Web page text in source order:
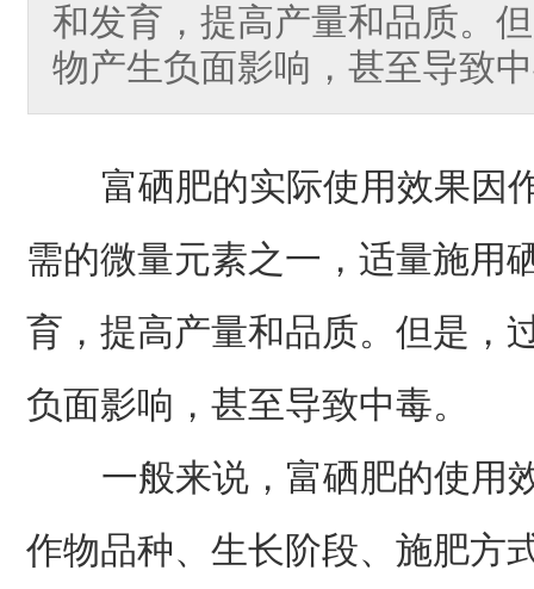
和发育，提高产量和品质。
物产生负面影响，甚至导致
富硒肥的实际使用效果因
需的微量元素之一，适量施用
育，提高产量和品质。但是，
负面影响，甚至导致中毒。
一般来说，富硒肥的使用
作物品种、生长阶段、施肥方